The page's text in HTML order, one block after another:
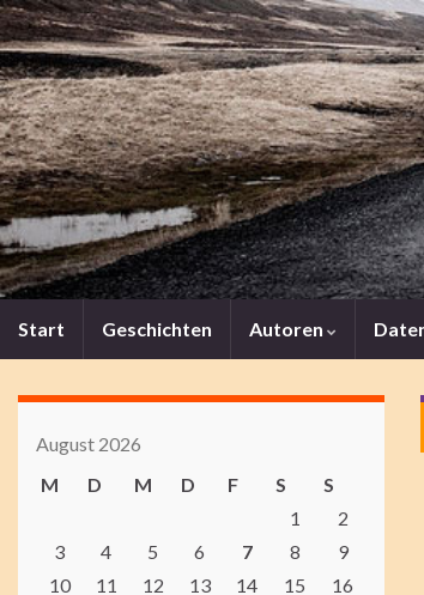
Start Geschichten Autoren
August 2026
M
D M D F S
S
1
2
3
4 5 6 7 8
9
10
11 12 13 14 15
16